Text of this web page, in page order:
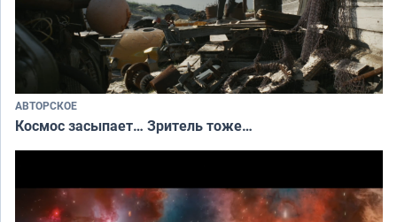
АВТОРСКОЕ
Космос засыпает… Зритель тоже…